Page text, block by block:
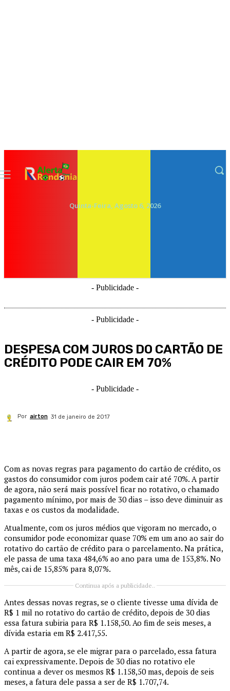
Quinta-Feira, Agosto 6, 2026
- Publicidade -
- Publicidade -
DESPESA COM JUROS DO CARTÃO DE
CRÉDITO PODE CAIR EM 70%
- Publicidade -
Por airton 31 de janeiro de 2017
Com as novas regras para pagamento do cartão de crédito, os
gastos do consumidor com juros podem cair até 70%. A partir
de agora, não será mais possível ficar no rotativo, o chamado
pagamento mínimo, por mais de 30 dias – isso deve diminuir as
taxas e os custos da modalidade.
Atualmente, com os juros médios que vigoram no mercado, o
consumidor pode economizar quase 70% em um ano ao sair do
rotativo do cartão de crédito para o parcelamento. Na prática,
ele passa de uma taxa 484,6% ao ano para uma de 153,8%. No
mês, cai de 15,85% para 8,07%.
Continua após a publicidade..
Antes dessas novas regras, se o cliente tivesse uma dívida de
R$ 1 mil no rotativo do cartão de crédito, depois de 30 dias
essa fatura subiria para R$ 1.158,50. Ao fim de seis meses, a
dívida estaria em R$ 2.417,55.
A partir de agora, se ele migrar para o parcelado, essa fatura
cai expressivamente. Depois de 30 dias no rotativo ele
continua a dever os mesmos R$ 1.158,50 mas, depois de seis
meses, a fatura dele passa a ser de R$ 1.707,74.